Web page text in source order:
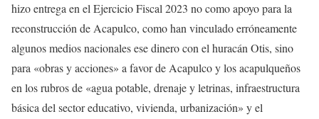
hizo entrega en el Ejercicio Fiscal 2023 no como apoyo para la
reconstrucción de Acapulco, como han vinculado erróneamente
algunos medios nacionales ese dinero con el huracán Otis, sino
para «obras y acciones» a favor de Acapulco y los acapulqueños
en los rubros de «agua potable, drenaje y letrinas, infraestructura
básica del sector educativo, vivienda, urbanización» y el